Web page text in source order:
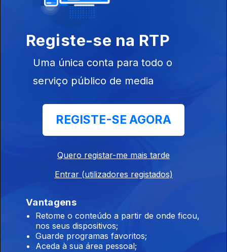
Ep. 7
Registe-se na RTP
Uma única conta para todo o
serviço público de media
REGISTE-SE AGORA
Quero registar-me mais tarde
Entrar (utilizadores registados)
Vantagens
Retome o conteúdo a partir de onde ficou,
nos seus dispositivos;
Guarde programas favoritos;
Aceda à sua área pessoal;